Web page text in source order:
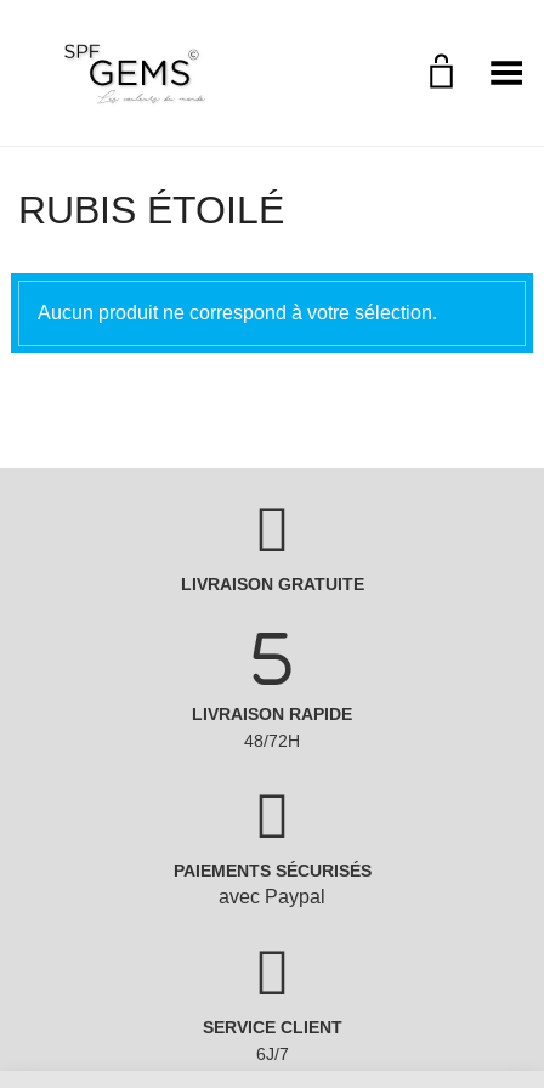
Toggle Menu
RUBIS ÉTOILÉ
Aucun produit ne correspond à votre sélection.
LIVRAISON GRATUITE
LIVRAISON RAPIDE
48/72H
PAIEMENTS SÉCURISÉS
avec Paypal
SERVICE CLIENT
6J/7